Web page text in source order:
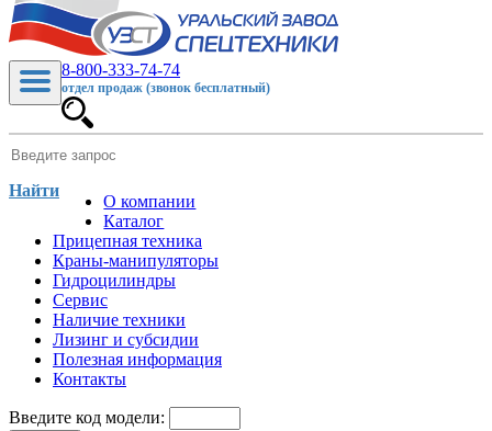
8-800-333-74-74
отдел продаж (звонок бесплатный)
Найти
О компании
Каталог
Прицепная техника
Краны-манипуляторы
Гидроцилиндры
Сервис
Наличие техники
Лизинг и субсидии
Полезная информация
Контакты
Введите код модели: